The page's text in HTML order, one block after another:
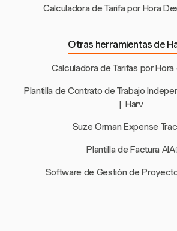
Calculadora de Tarifa por Hora
Otras herramientas de
Calculadora de Tarifas por Hora
Plantilla de Contrato de Trabajo
| Harv
Suze Orman Expense
Plantilla de Factura AIA
Software de Gestión de